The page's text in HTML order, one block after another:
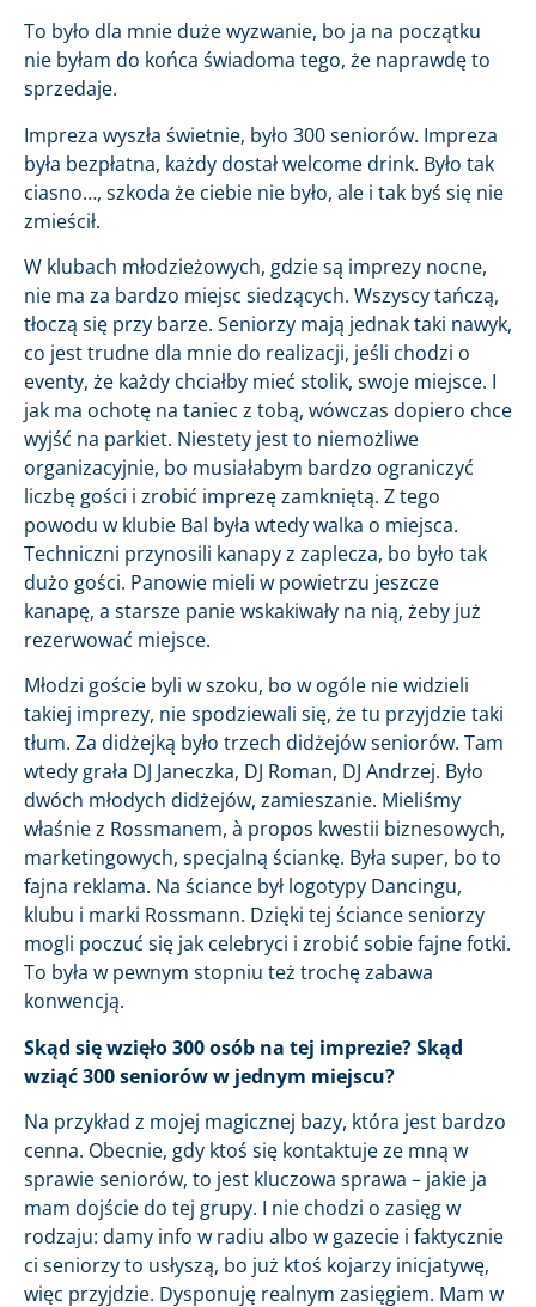
To było dla mnie duże wyzwanie, bo ja na początku
nie byłam do końca świadoma tego, że naprawdę to
sprzedaje.
Impreza wyszła świetnie, było 300 seniorów. Impreza
była bezpłatna, każdy dostał welcome drink. Było tak
ciasno…, szkoda że ciebie nie było, ale i tak byś się nie
zmieścił.
W klubach młodzieżowych, gdzie są imprezy nocne,
nie ma za bardzo miejsc siedzących. Wszyscy tańczą,
tłoczą się przy barze. Seniorzy mają jednak taki nawyk,
co jest trudne dla mnie do realizacji, jeśli chodzi o
eventy, że każdy chciałby mieć stolik, swoje miejsce. I
jak ma ochotę na taniec z tobą, wówczas dopiero chce
wyjść na parkiet. Niestety jest to niemożliwe
organizacyjnie, bo musiałabym bardzo ograniczyć
liczbę gości i zrobić imprezę zamkniętą. Z tego
powodu w klubie Bal była wtedy walka o miejsca.
Techniczni przynosili kanapy z zaplecza, bo było tak
dużo gości. Panowie mieli w powietrzu jeszcze
kanapę, a starsze panie wskakiwały na nią, żeby już
rezerwować miejsce.
Młodzi goście byli w szoku, bo w ogóle nie widzieli
takiej imprezy, nie spodziewali się, że tu przyjdzie taki
tłum. Za didżejką było trzech didżejów seniorów. Tam
wtedy grała DJ Janeczka, DJ Roman, DJ Andrzej. Było
dwóch młodych didżejów, zamieszanie. Mieliśmy
właśnie z Rossmanem, à propos kwestii biznesowych,
marketingowych, specjalną ściankę. Była super, bo to
fajna reklama. Na ściance był logotypy Dancingu,
klubu i marki Rossmann. Dzięki tej ściance seniorzy
mogli poczuć się jak celebryci i zrobić sobie fajne fotki.
To była w pewnym stopniu też trochę zabawa
konwencją.
Skąd się wzięło 300 osób na tej imprezie? Skąd
wziąć 300 seniorów w jednym miejscu?
Na przykład z mojej magicznej bazy, która jest bardzo
cenna. Obecnie, gdy ktoś się kontaktuje ze mną w
sprawie seniorów, to jest kluczowa sprawa – jakie ja
mam dojście do tej grupy. I nie chodzi o zasięg w
rodzaju: damy info w radiu albo w gazecie i faktycznie
ci seniorzy to usłyszą, bo już ktoś kojarzy inicjatywę,
więc przyjdzie. Dysponuję realnym zasięgiem. Mam w